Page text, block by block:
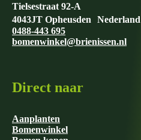
Tielsestraat 92-A
4043JT Opheusden Nederland
0488-443 695
bomenwinkel@brienissen.nl
Direct naar
Aanplanten
Bomenwinkel